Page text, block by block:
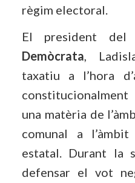
règim electoral.
El president del
Demòcrata ,
taxatiu a l’hora
una matèria de
comunal a
estatal. Durant la
defensar el vot